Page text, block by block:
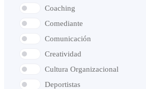
Coaching
Comediante
Comunicación
Creatividad
Cultura Organizacional
Deportistas